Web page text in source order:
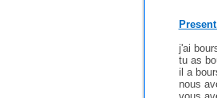
j'ai
tu as
il a
nous